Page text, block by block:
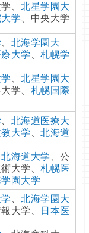
、北星学園大
学 、中央大学
北海学園大
大学 、札幌学
、北星学園大
学、 札幌国際
北海道医療大
大学 、北海道
北海道大学 、公
大学、札幌医
園大学
、北海学園大
大学、 日本医